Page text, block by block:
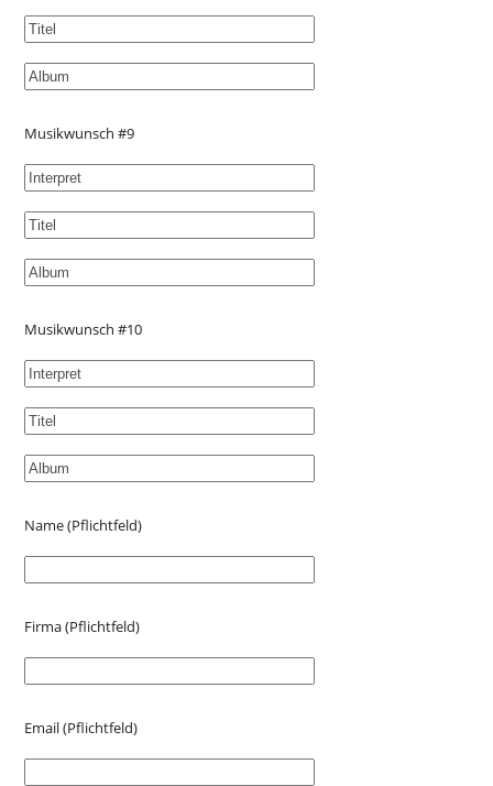
Musikwunsch #9
Musikwunsch #10
Name (Pflichtfeld)
Firma (Pflichtfeld)
Email (Pflichtfeld)